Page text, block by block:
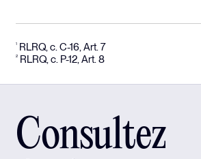
1 RLRQ, c. C-16, Art. 7
2 RLRQ, c. P-12, Art. 8
Consultez